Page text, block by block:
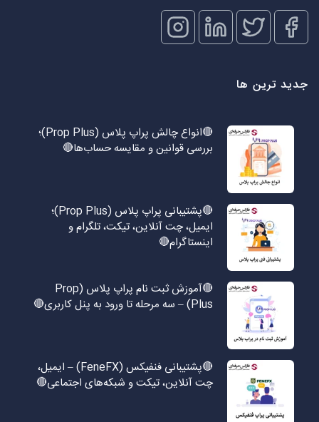
جدید ترین ها
🔴انواع چالش پراپ پلاس (Prop Plus)؛
بررسی قوانین و مقایسه حساب‌ها🔴
🔴پشتیبانی پراپ پلاس (Prop Plus)؛
ایمیل، چت آنلاین، تیکت، تلگرام و
اینستاگرام🔴
🔴آموزش ثبت نام پراپ پلاس (Prop
Plus) – سه مرحله تا ورود به پنل کاربری🔴
🔴پشتیبانی فنفیکس (FeneFX) – ایمیل،
چت آنلاین، تیکت و شبکه‌های اجتماعی🔴